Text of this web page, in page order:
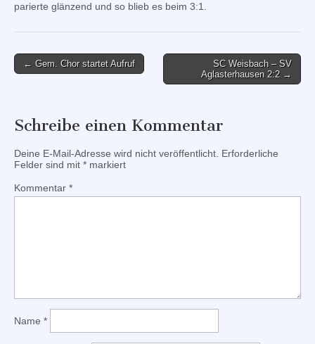
parierte glänzend und so blieb es beim 3:1.
Post
← Gem. Chor startet Aufruf
SC Weisbach – SV
Aglasterhausen 2:2 →
Schreibe einen Kommentar
Deine E-Mail-Adresse wird nicht veröffentlicht. Erforderliche
Felder sind mit * markiert
Kommentar *
Name *